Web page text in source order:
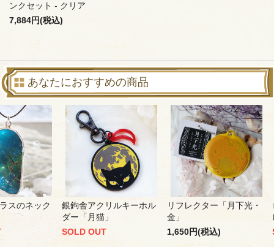
ンクセット - クリア
7,884円(税込)
あなたにおすすめの商品
スのネック
銀鉤舎アクリルキーホル
ダー「月猫」
SOLD OUT
リフレクター「月下光・
金」
1,650円(税込)